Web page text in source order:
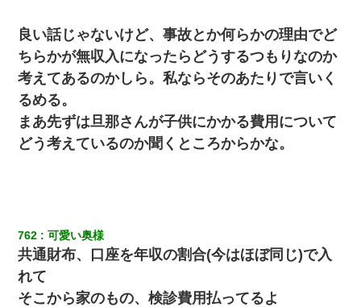
良い話じゃないけど、事故とか何らかの理由でど
ちらかが無収入になったらどうするつもりなのか
考えてあるのかしら。私ならそのあたりで言いく
るめる。
まあ先ずは旦那さんが子供にかかる費用について
どう考えているのか聞くところからかな。
762 可愛い奥様
共通財布、口座を年収の割合(今はほぼ同じ)で入
れて
そこから家のもの、検診費用払ってるよ